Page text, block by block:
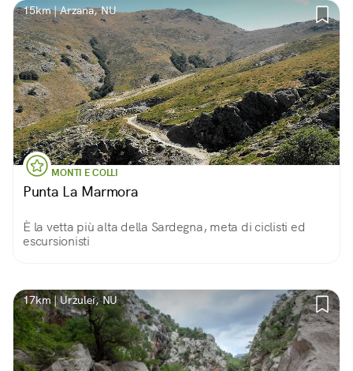
15km | Arzana, NU
MONTI E COLLI
Punta La Marmora
È la vetta più alta della Sardegna, meta di ciclisti ed
escursionisti
17km | Urzulei, NU